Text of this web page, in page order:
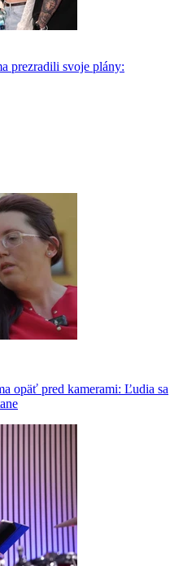
prezradili svoje plány:
opäť pred kamerami: Ľudia sa